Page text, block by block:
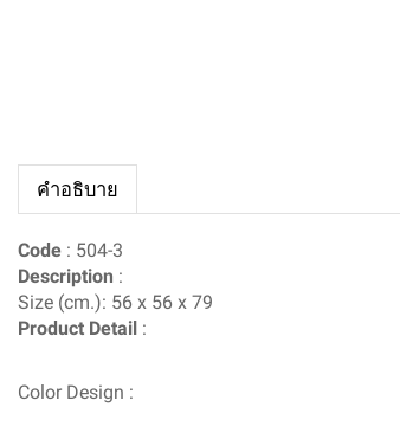
คำอธิบาย
Code : 504-3
Description :
Size (cm.): 56 x 56 x 79
Product Detail :
Color Design :